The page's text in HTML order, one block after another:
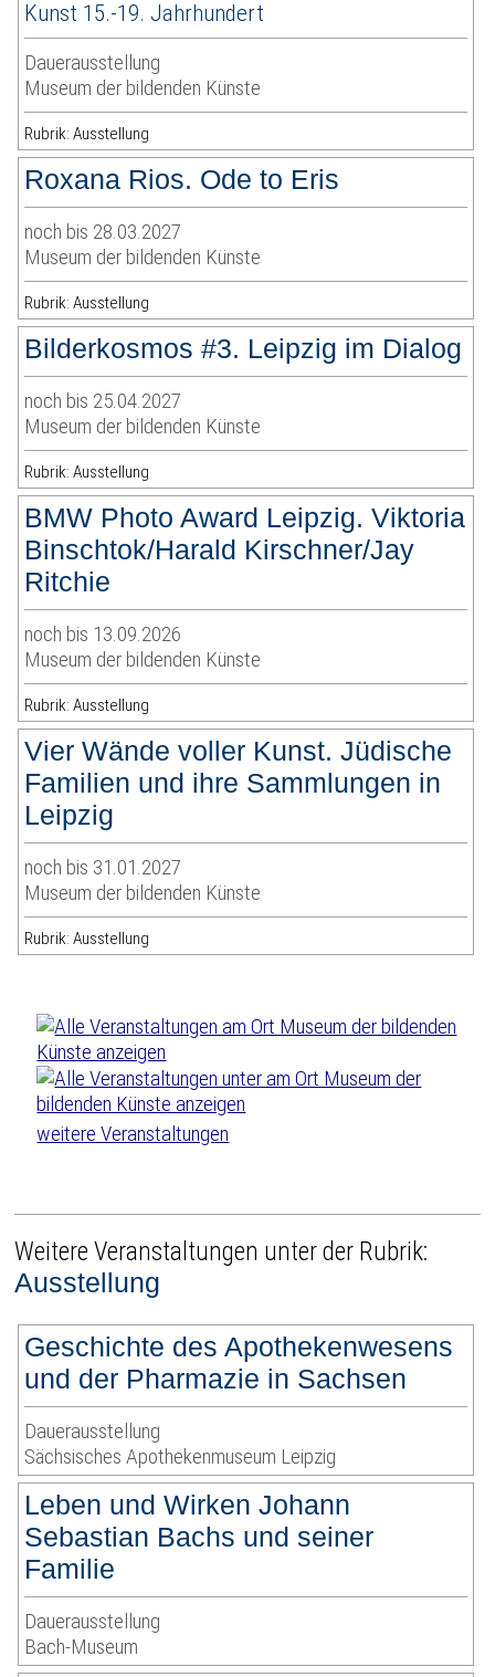
Kunst 15.-19. Jahrhundert
Dauerausstellung
Museum der bildenden Künste
Rubrik: Ausstellung
Roxana Rios. Ode to Eris
noch bis 28.03.2027
Museum der bildenden Künste
Rubrik: Ausstellung
Bilderkosmos #3. Leipzig im Dialog
noch bis 25.04.2027
Museum der bildenden Künste
Rubrik: Ausstellung
BMW Photo Award Leipzig. Viktoria
Binschtok/Harald Kirschner/Jay
Ritchie
noch bis 13.09.2026
Museum der bildenden Künste
Rubrik: Ausstellung
Vier Wände voller Kunst. Jüdische
Familien und ihre Sammlungen in
Leipzig
noch bis 31.01.2027
Museum der bildenden Künste
Rubrik: Ausstellung
weitere Veranstaltungen
Weitere Veranstaltungen unter der Rubrik:
Ausstellung
Geschichte des Apothekenwesens
und der Pharmazie in Sachsen
Dauerausstellung
Sächsisches Apothekenmuseum Leipzig
Leben und Wirken Johann
Sebastian Bachs und seiner
Familie
Dauerausstellung
Bach-Museum